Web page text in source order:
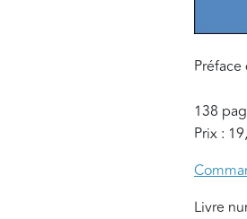
138
Prix :
Livre